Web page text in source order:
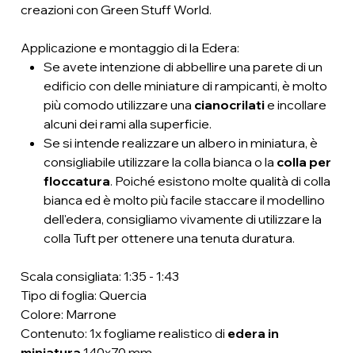
creazioni con Green Stuff World.
Applicazione e montaggio di la Edera:
Se avete intenzione di abbellire una parete di un
edificio con delle miniature di rampicanti, è molto
più comodo utilizzare una cianocrilatie incollare
alcuni dei rami alla superficie.
Se si intende realizzare un albero in miniatura, è
consigliabile utilizzare la colla bianca o la colla per
floccatura. Poiché esistono molte qualità di colla
bianca ed è molto più facile staccare il modellino
dell'edera, consigliamo vivamente di utilizzare la
colla Tuft per ottenere una tenuta duratura.
Scala consigliata: 1:35 - 1:43
Tipo di foglia: Quercia
Colore: Marrone
Contenuto: 1x fogliame realistico di edera in